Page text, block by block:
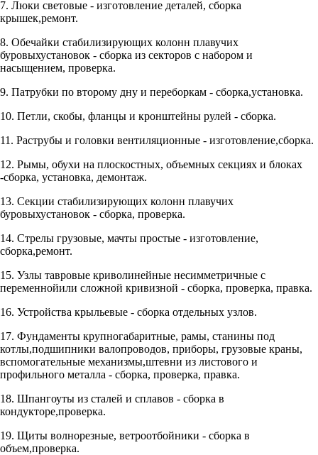
7. Люки световые - изготовление деталей, сборка
крышек,ремонт.
8. Обечайки стабилизирующих колонн плавучих
буровыхустановок - сборка из секторов с набором и
насыщением, проверка.
9. Патрубки по второму дну и переборкам - сборка,установка.
10. Петли, скобы, фланцы и кронштейны рулей - сборка.
11. Раструбы и головки вентиляционные - изготовление,сборка.
12. Рымы, обухи на плоскостных, объемных секциях и блоках
-сборка, установка, демонтаж.
13. Секции стабилизирующих колонн плавучих
буровыхустановок - сборка, проверка.
14. Стрелы грузовые, мачты простые - изготовление,
сборка,ремонт.
15. Узлы тавровые криволинейные несимметричные с
переменнойили сложной кривизной - сборка, проверка, правка.
16. Устройства крыльевые - сборка отдельных узлов.
17. Фундаменты крупногабаритные, рамы, станины под
котлы,подшипники валопроводов, приборы, грузовые краны,
вспомогательные механизмы,штевни из листового и
профильного металла - сборка, проверка, правка.
18. Шпангоуты из сталей и сплавов - сборка в
кондукторе,проверка.
19. Щиты волнорезные, ветроотбойники - сборка в
объем,проверка.